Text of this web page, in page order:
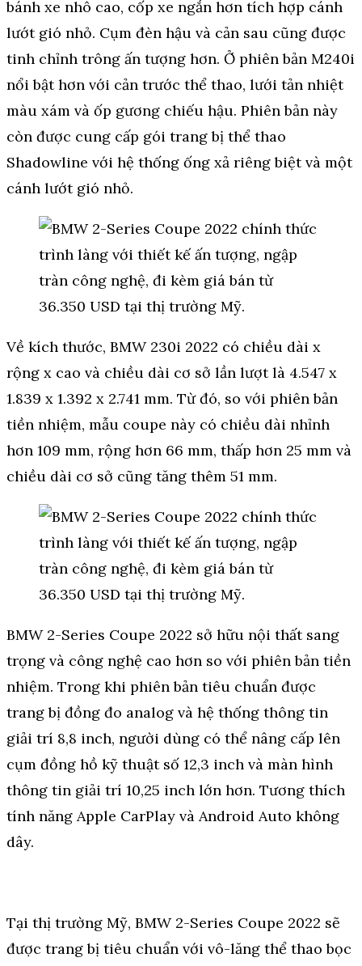
bánh xe nhô cao, cốp xe ngắn hơn tích hợp cánh
lướt gió nhỏ. Cụm đèn hậu và cản sau cũng được
tinh chỉnh trông ấn tượng hơn. Ở phiên bản M240i
nổi bật hơn với cản trước thể thao, lưới tản nhiệt
màu xám và ốp gương chiếu hậu. Phiên bản này
còn được cung cấp gói trang bị thể thao
Shadowline với hệ thống ống xả riêng biệt và một
cánh lướt gió nhỏ.
Về kích thước, BMW 230i 2022 có chiều dài x
rộng x cao và chiều dài cơ sở lần lượt là 4.547 x
1.839 x 1.392 x 2.741 mm. Từ đó, so với phiên bản
tiền nhiệm, mẫu coupe này có chiều dài nhỉnh
hơn 109 mm, rộng hơn 66 mm, thấp hơn 25 mm và
chiều dài cơ sở cũng tăng thêm 51 mm.
BMW 2-Series Coupe 2022 sở hữu nội thất sang
trọng và công nghệ cao hơn so với phiên bản tiền
nhiệm. Trong khi phiên bản tiêu chuẩn được
trang bị đồng đo analog và hệ thống thông tin
giải trí 8,8 inch, người dùng có thể nâng cấp lên
cụm đồng hồ kỹ thuật số 12,3 inch và màn hình
thông tin giải trí 10,25 inch lớn hơn. Tương thích
tính năng Apple CarPlay và Android Auto không
dây.
Tại thị trường Mỹ, BMW 2-Series Coupe 2022 sẽ
được trang bị tiêu chuẩn với vô-lăng thể thao bọc